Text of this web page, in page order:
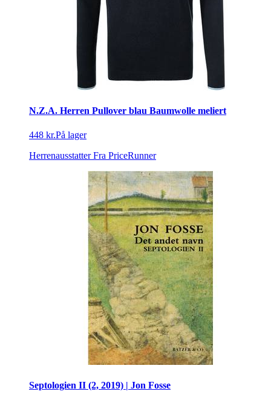
N.Z.A. Herren Pullover blau Baumwolle meliert
448 kr.På lager
Herrenausstatter Fra PriceRunner
Septologien II (2, 2019) | Jon Fosse